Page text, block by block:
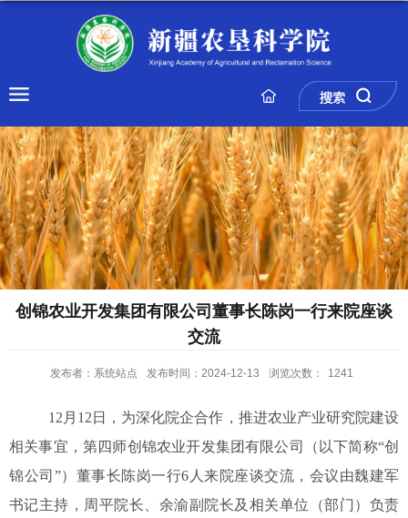
创锦农业开发集团有限公司董事长陈岗一行来院座谈
交流
发布者：系统站点 发布时间：2024-12-13 浏览次数： 1241
12 月 12 日，为深化院企合作，推进农业产业研究院建设
相关事宜，第四师创锦农业开发集团有限公司（以下简称“创
锦公司 ”）董事长陈岗一行6 人来院座谈交流，会议由魏建军
书记主持，周平院长、 余渝副院长及相关单位（部门）负责